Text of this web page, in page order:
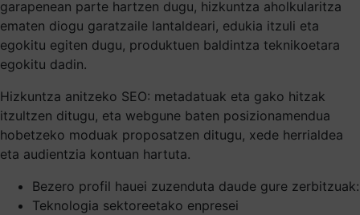
garapenean parte hartzen dugu, hizkuntza aholkularitza
ematen diogu garatzaile lantaldeari, edukia itzuli eta
egokitu egiten dugu, produktuen baldintza teknikoetara
egokitu dadin.
Hizkuntza anitzeko SEO: metadatuak eta gako hitzak
itzultzen ditugu, eta webgune baten posizionamendua
hobetzeko moduak proposatzen ditugu, xede herrialdea
eta audientzia kontuan hartuta.
Bezero profil hauei zuzenduta daude gure zerbitzuak:
Teknologia sektoreetako enpresei